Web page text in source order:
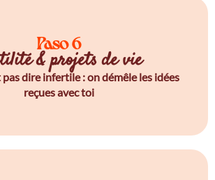
Paso 6
& projets de vie
dire infertile : on démêle les idées
reçues avec toi